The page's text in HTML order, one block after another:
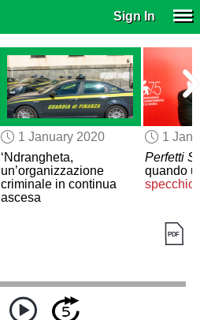
Sign In
1 January 2020
‘Ndrangheta,
un’organizzazione
criminale in continua
ascesa
1
Perfetti
quando
specchio